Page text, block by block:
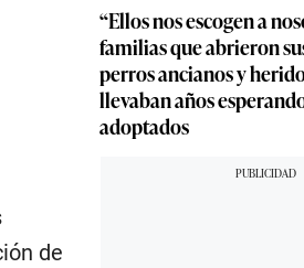
de
“Ellos nos escogen a
familias que abrieron
perros ancianos y
llevaban años
adoptados